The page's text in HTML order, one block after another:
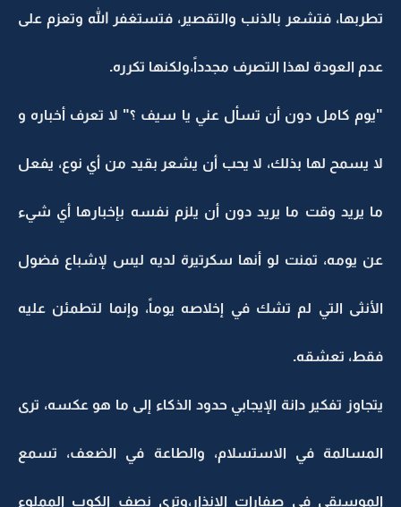
تطربها، فتشعر بالذنب والتقصير، فتستغفر الله وتعزم على
عدم العودة لهذا التصرف مجدداً،ولكنها تكرره.
"يوم كامل دون أن تسأل عني يا سيف ؟" لا تعرف أخباره و
لا يسمح لها بذلك، لا يحب أن يشعر بقيد من أي نوع، يفعل
ما يريد وقت ما يريد دون أن يلزم نفسه بإخبارها أي شيء
عن يومه، تمنت لو أنها سكرتيرة لديه ليس لإشباع فضول
الأنثى التي لم تشك في إخلاصه يوماً، وإنما لتطمئن عليه
فقط، تعشقه.
يتجاوز تفكير دانة الإيجابي حدود الذكاء إلى ما هو عكسه، ترى
المسالمة في الاستسلام، والطاعة في الضعف، تسمع
الموسيقى في صفارات الإنذار،وترى نصف الكوب المملوء